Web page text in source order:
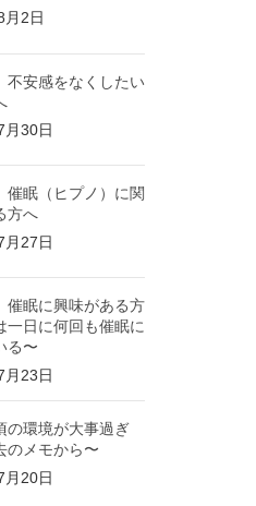
月2日
不安感をなくしたい
月30日
催眠（ヒプノ）に関
方へ
月27日
催眠に興味がある方
一日に何回も催眠に
る〜
月23日
の環境が大事過ぎ
のメモから〜
月20日